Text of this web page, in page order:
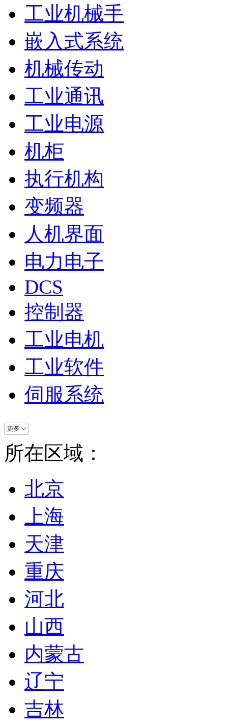
工业机械手
嵌入式系统
机械传动
工业通讯
工业电源
机柜
执行机构
变频器
人机界面
电力电子
DCS
控制器
工业电机
工业软件
伺服系统
所在区域：
北京
上海
天津
重庆
河北
山西
内蒙古
辽宁
吉林